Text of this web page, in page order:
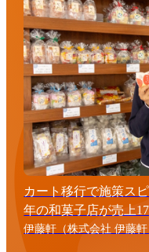
カート移行で施策ス
年の和菓子店が売上
伊藤軒（株式会社 伊藤軒